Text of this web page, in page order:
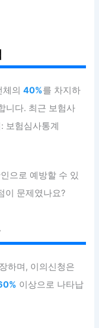
체의40%를 차지하
니다. 최근 보험사
보험심사통계
으로 예방할 수 있
이 문제였나요?
하며, 이의신청은
이상으로 나타납